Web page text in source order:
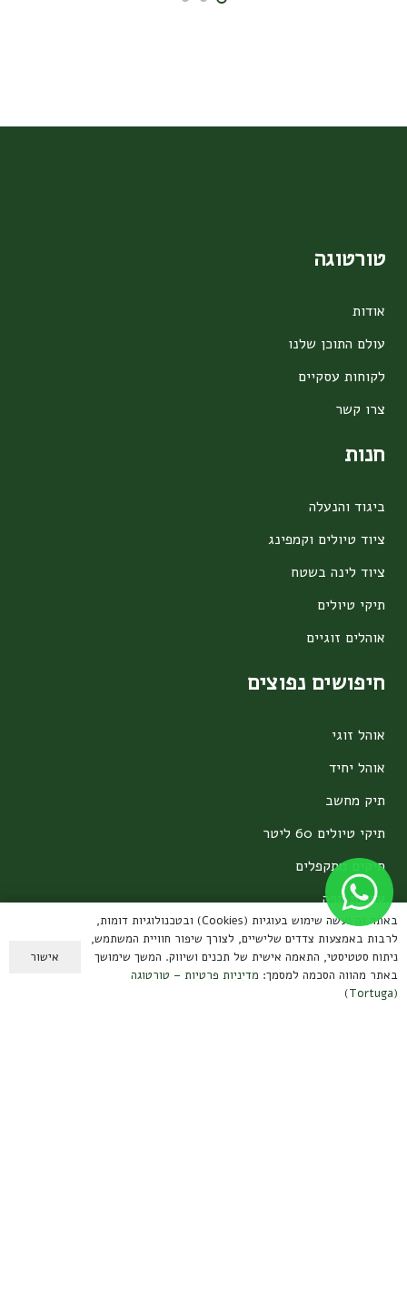
טורטוגה
אודות
עולם התוכן שלנו
לקוחות עסקיים
צרו קשר
חנות
ביגוד והנעלה
ציוד טיולים וקמפינג
ציוד לינה בשטח
תיקי טיולים
אוהלים זוגיים
חיפושים נפוצים
אוהל זוגי
אוהל יחיד
תיק מחשב
תיקי טיולים 60 ליטר
תיקים מתקפלים
ערכות קפה
מידע למשתמש
תנאי שימוש ומשלוחים
באתר זה נעשה שימוש בעוגיות (Cookies) ובטכנולוגיות דומות,
לרבות באמצעות צדדים שלישיים, לצורך שיפור חוויית המשתמש,
ניתוח סטטיסטי, התאמה אישית של תכנים ושיווק. המשך שימושך
באתר מהווה הסכמה למסמך: מדיניות פרטיות – טורטוגה
(Tortuga)
אישור